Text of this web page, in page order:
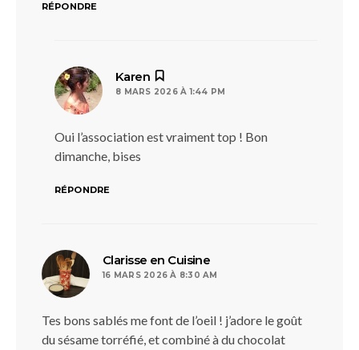
RÉPONDRE
Karen
8 MARS 2026 À 1:44 PM
Oui l’association est vraiment top ! Bon
dimanche, bises
RÉPONDRE
Clarisse en Cuisine
16 MARS 2026 À 8:30 AM
Tes bons sablés me font de l’oeil ! j’adore le goût
du sésame torréfié, et combiné à du chocolat